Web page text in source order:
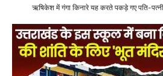
ऋषिकेश में गंगा किनारे यह करते पकड़े गए पति-